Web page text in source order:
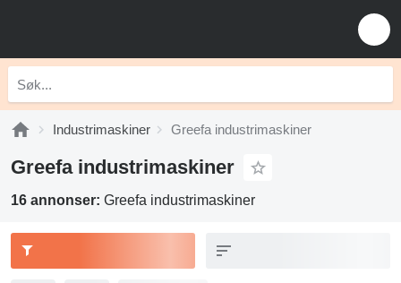
Industrimaskiner Greefa industrimaskiner
Greefa industrimaskiner
16 annonser: Greefa industrimaskiner